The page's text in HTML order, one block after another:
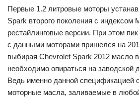
Первые 1.2 литровые моторы
Spark второго поколения с индексом
рестайлинговые версии. При этом
с данными моторами пришелся на
выбирая Chevrolet Spark 2012 масло
необходимо опираться на заводской
Ведь именно данной спецификацией
моторные масла, заливаемые в